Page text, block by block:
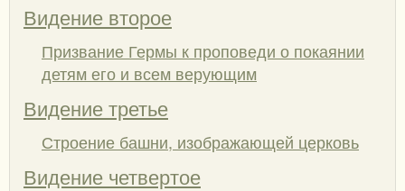
Видение второе
Призвание Гермы к проповеди о покаянии
детям его и всем верующим
Видение третье
Строение башни, изображающей церковь
Видение четвертое